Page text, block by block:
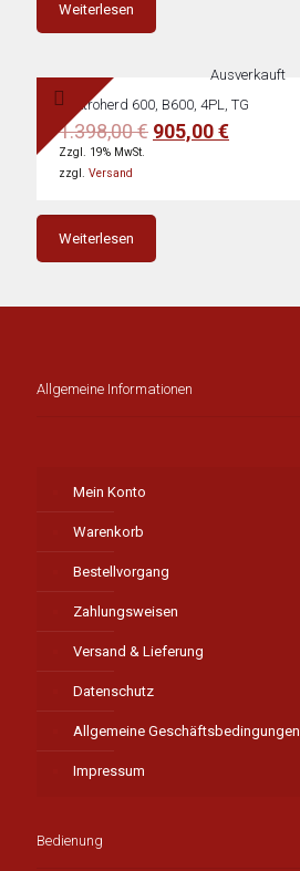
Weiterlesen
Ausverkauft
Elektroherd 600, B600, 4PL, TG
1.398,00€ Ursprünglicher
905,00€Aktueller
Zzgl. 19% MwSt.
zzgl. Versand
Weiterlesen
Allgemeine Informationen
Mein Konto
Warenkorb
Bestellvorgang
Zahlungsweisen
Versand & Lieferung
Datenschutz
Allgemeine Geschäftsbedingungen
Impressum
Bedienung